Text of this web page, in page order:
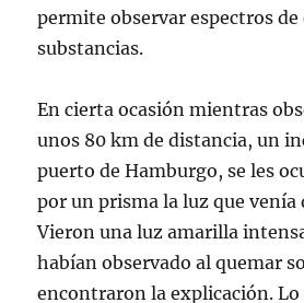
permite observar espectros de
substancias.
En cierta ocasión mientras
unos 80 km de distancia, un
puerto de Hamburgo, se les
por un prisma la luz que venía
Vieron una luz amarilla
habían observado al quemar
encontraron la explicación. Lo